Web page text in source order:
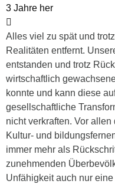
3 Jahre her
Alles viel zu spät und
Realitäten entfernt.
entstanden und trotz
wirtschaftlich
konnte und kann diese
gesellschaftliche
nicht verkraften. Vor
Kultur- und
immer mehr als
zunehmenden
Unfähigkeit auch nur